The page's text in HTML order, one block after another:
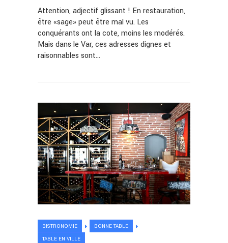
Attention, adjectif glissant ! En restauration,
être «sage» peut être mal vu. Les
conquérants ont la cote, moins les modérés.
Mais dans le Var, ces adresses dignes et
raisonnables sont…
BISTRONOMIE
BONNE TABLE
TABLE EN VILLE